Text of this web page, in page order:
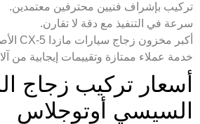
تركيب بإشراف فنيين محترفين معتمدين.
سرعة في التنفيذ مع دقة لا تقارن.
أكبر مخزون زجاج سيارات مازدا CX-5 الأصلي في مصر.
خدمة عملاء ممتازة وتقييمات إيجابية من
أسعار تركيب زجاج
السيسي أوتوجلاس